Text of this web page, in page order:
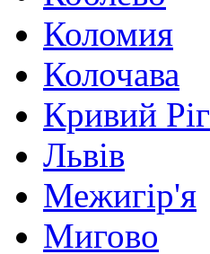
Коломия
Колочава
Кривий Ріг
Львів
Межигір'я
Мигово